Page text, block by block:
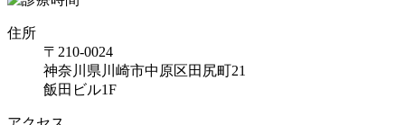
住所
〒210-0024
神奈川県川崎市中原区田尻町21
飯田ビル1F